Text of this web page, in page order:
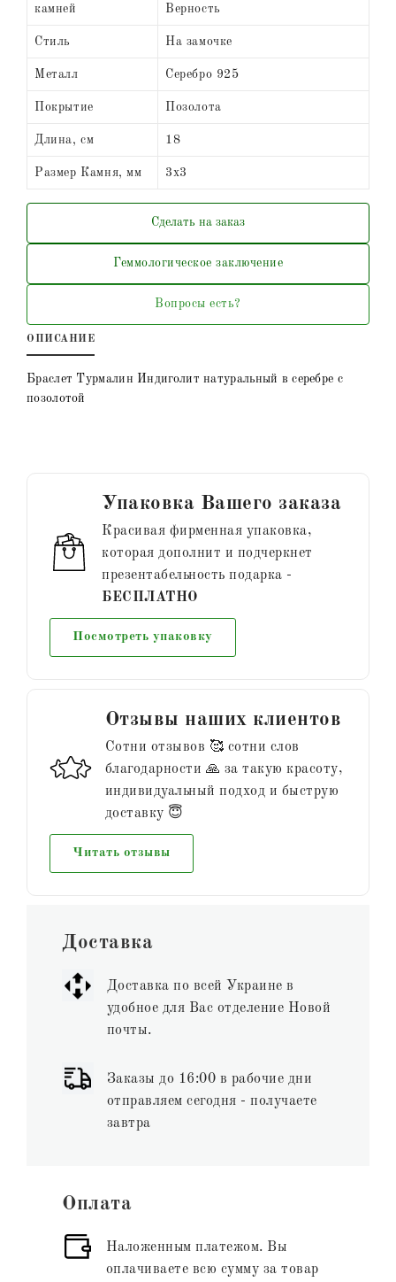
камней
Верность
Стиль На замочке
Металл Серебро 925
Покрытие Позолота
Длина, см 18
Размер Камня, мм 3х3
Сделать на заказ
Геммологическое заключение
Вопросы есть?
ОПИСАНИЕ
Браслет Турмалин Индиголит натуральный в серебре с
позолотой
Упаковка Вашего заказа
Красивая фирменная упаковка,
которая дополнит и подчеркнет
презентабельность подарка -
БЕСПЛАТНО
Посмотреть упаковку
Отзывы наших клиентов
Сотни отзывов 🥰 сотни слов
благодарности 🙏 за такую красоту,
индивидуальный подход и быструю
доставку 😇
Читать отзывы
Доставка
Доставка по всей Украине в
удобное для Вас отделение Новой
почты.
Заказы до 16:00 в рабочие дни
отправляем сегодня - получаете
завтра
Оплата
Наложенным платежом. Вы
оплачиваете всю сумму за товар